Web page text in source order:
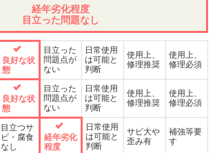
経年劣化程度
目立った問題なし
良好な状
態
目立った
問題点が
ない
日常使用
は可能と
判断
使用上、
修理推奨
使用上、
修理必須
良好な状
態
目立った
問題点が
ない
日常使用
は可能と
判断
使用上、
修理推奨
使用上、
修理必須
目立つサ
ビ・腐食
なし
経年劣化
程度
日常使用
は可能と
判断
サビ大や
歪み有
補強等要
す